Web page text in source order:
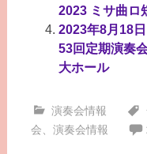
2023 ミサ曲
2023年8月18
53回定期演奏
大ホール
演奏会情報
会
演奏会情報